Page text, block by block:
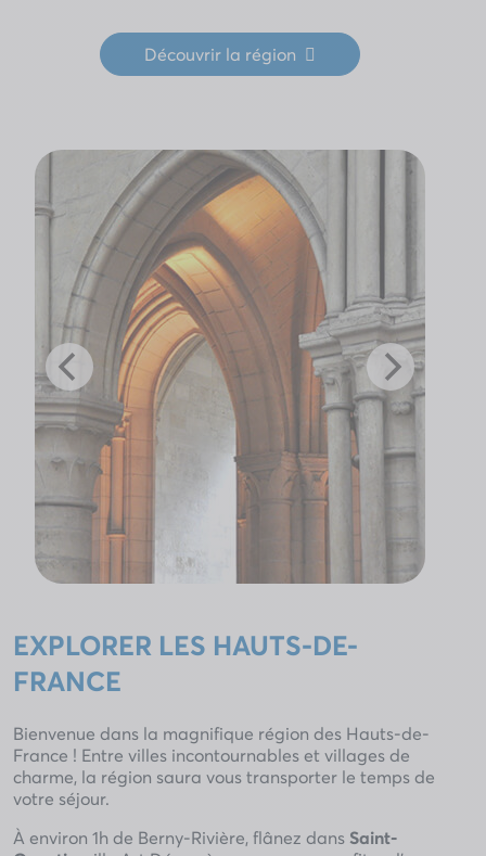
Découvrir la région
EXPLORER LES HAUTS-DE-
FRANCE
Bienvenue dans la magnifique région des Hauts-de-
France ! Entre villes incontournables et villages de
charme, la région saura vous transporter le temps de
votre séjour.
À environ 1h de Berny-Rivière, flânez dans Saint-